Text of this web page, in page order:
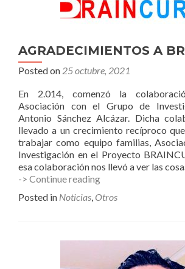
AGRADECIMIENTOS A
Posted on 25 octubre, 2021
En 2.014, comenzó la
Asociación con el Grupo de
Antonio Sánchez Alcázar. Dicha
llevado a un crecimiento recíproco
trabajar como equipo familias,
Investigación en el Proyecto
esa colaboración nos llevó a ver las
-> Continue reading
BRAINCURE
Posted in Noticias, Otros